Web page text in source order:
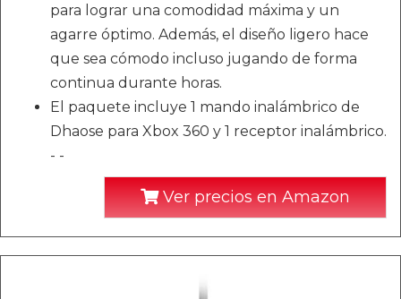
para lograr una comodidad máxima y un
agarre óptimo. Además, el diseño ligero hace
que sea cómodo incluso jugando de forma
continua durante horas.
El paquete incluye 1 mando inalámbrico de
Dhaose para Xbox 360 y 1 receptor inalámbrico.
- -
Ver precios en Amazon